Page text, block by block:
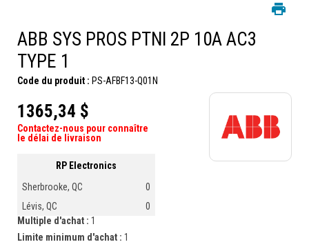
ABB SYS PROS PTNI 2P 10A AC3
TYPE 1
Code du produit : PS-AFBF13-Q01N
1365,34 $
Contactez-nous pour connaître
le délai de livraison
RP Electronics
Sherbrooke, QC
0
Lévis, QC
0
Multiple d'achat : 1
Limite minimum d'achat : 1